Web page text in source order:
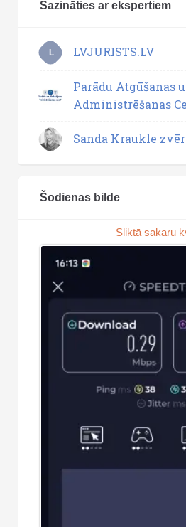
Sazināties ar ekspertiem
L LVJURISTS.LV
Parādu Atgūšanas
Administrēšanas
Sanda Kraukle
Šodienas bilde
Sliktā sakaru